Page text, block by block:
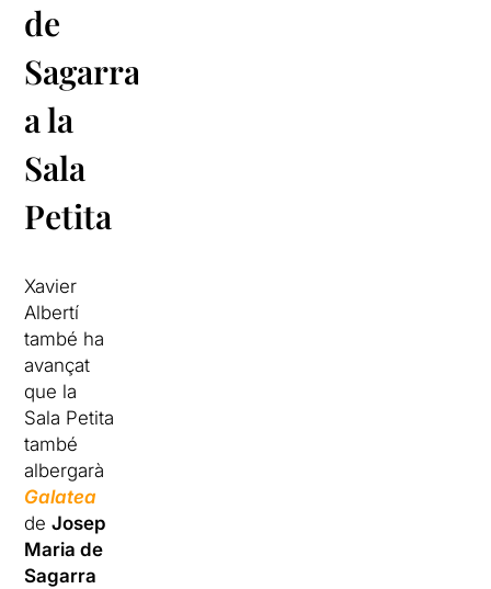
de
Sagarra,
a la
Sala
Petita
Xavier
Albertí
també ha
avançat
que la
Sala Petita
també
albergarà
Galatea
deJosep
Maria de
Sagarra